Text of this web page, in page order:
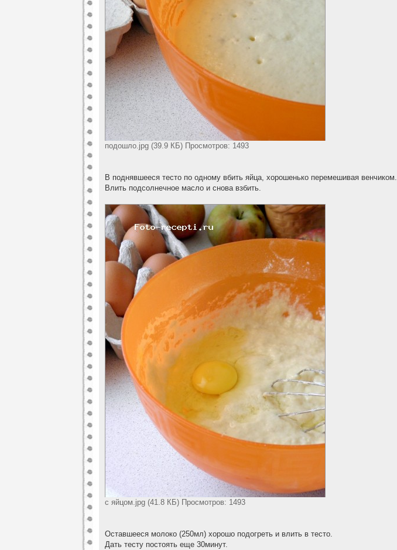
подошло.jpg (39.9 КБ) Просмотров: 1493
В поднявшееся тесто по одному вбить яйца, хорошенько перемешивая венчиком.
Влить подсолнечное масло и снова взбить.
с яйцом.jpg (41.8 КБ) Просмотров: 1493
Оставшееся молоко (250мл) хорошо подогреть и влить в тесто.
Дать тесту постоять еще 30минут.